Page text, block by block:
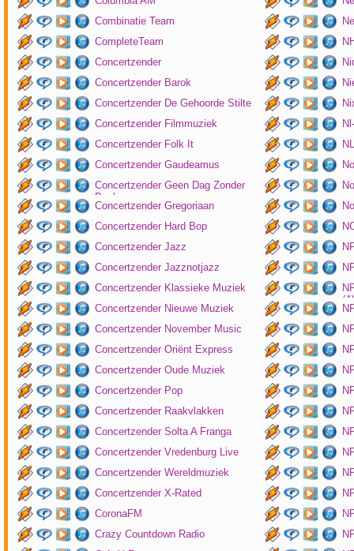
Combinatie Team
CompleteTeam
Concertzender
Concertzender Barok
Concertzender De Gehoorde Stilte
Concertzender Filmmuziek
Concertzender Folk It
Concertzender Gaudeamus
Concertzender Geen Dag Zonder
Bach
Concertzender Gregoriaan
Concertzender Hard Bop
Concertzender Jazz
Concertzender Jazznotjazz
Concertzender Klassieke Muziek
Concertzender Nieuwe Muziek
Concertzender November Music
Concertzender Oriënt Express
Concertzender Oude Muziek
Concertzender Pop
Concertzender Raakvlakken
Concertzender Solta A Franga
Concertzender Vredenburg Live
Concertzender Wereldmuziek
Concertzender X-Rated
CoronaFM
Crazy Countdown Radio